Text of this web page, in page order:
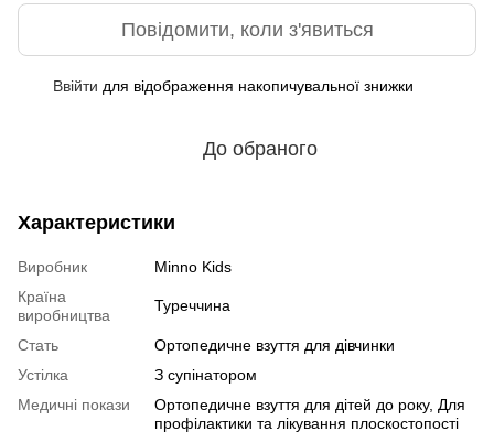
Повідомити, коли з'явиться
Ввійти для відображення накопичувальної знижки
До обраного
Характеристики
Виробник
Minno Kids
Країна
виробництва
Туреччина
Стать
Ортопедичне взуття для дівчинки
Устілка
З супінатором
Медичні покази
Ортопедичне взуття для дітей до року, Для
профілактики та лікування плоскостопості